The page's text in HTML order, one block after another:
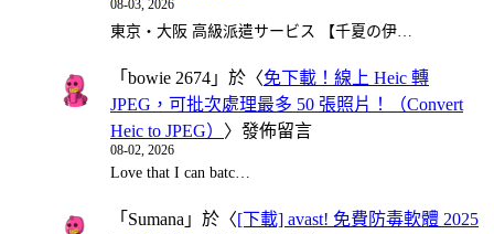
08-03, 2026
東京・大阪 高級派遣サービス 【千夏の伊…
「 bowie 2674 」於〈免下載！線上 Heic 轉
JPEG，可批次處理最多 50 張照片！（Convert
Heic to JPEG） 〉發佈留言
08-02, 2026
Love that I can batc…
「 Sumana 」於〈[下載] avast! 免費防毒軟體 2025